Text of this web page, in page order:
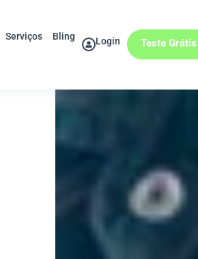
Serviços Bling Login Teste Grátis